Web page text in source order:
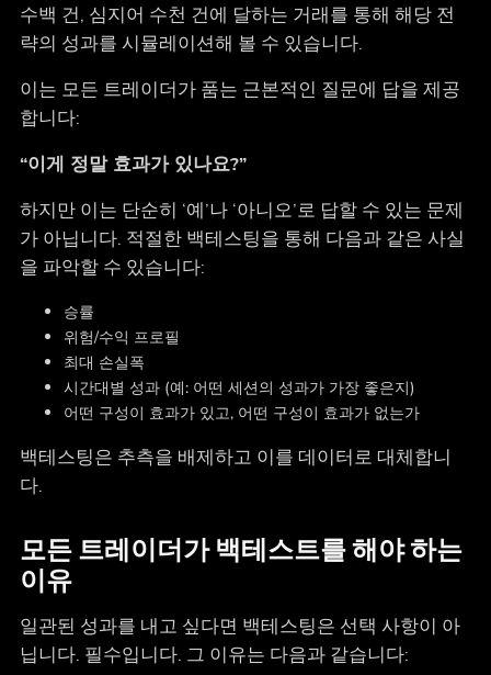
수백 건, 심지어 수천 건에 달하는 거래를 통해 해당 전
략의 성과를 시뮬레이션해 볼 수 있습니다.
이는 모든 트레이더가 품는 근본적인 질문에 답을 제공
합니다:
“이게 정말 효과가 있나요?”
하지만 이는 단순히 ‘예’나 ‘아니오’로 답할 수 있는 문제
가 아닙니다. 적절한 백테스팅을 통해 다음과 같은 사실
을 파악할 수 있습니다:
승률
위험/수익 프로필
최대 손실폭
시간대별 성과 (예: 어떤 세션의 성과가 가장 좋은지)
어떤 구성이 효과가 있고, 어떤 구성이 효과가 없는가
백테스팅은 추측을 배제하고 이를 데이터로 대체합니
다.
모든 트레이더가 백테스트를 해야 하는
이유
일관된 성과를 내고 싶다면 백테스팅은 선택 사항이 아
닙니다. 필수입니다. 그 이유는 다음과 같습니다: